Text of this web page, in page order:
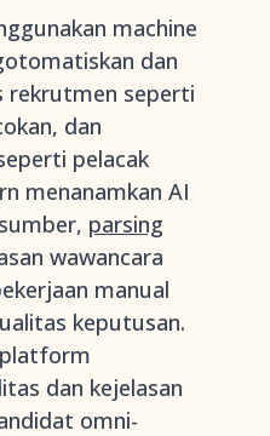
machine
dan
rekrutmen seperti
dan
pelacak
menanamkan AI
parsing
wawancara
manual
keputusan.
dan kejelasan
omni-